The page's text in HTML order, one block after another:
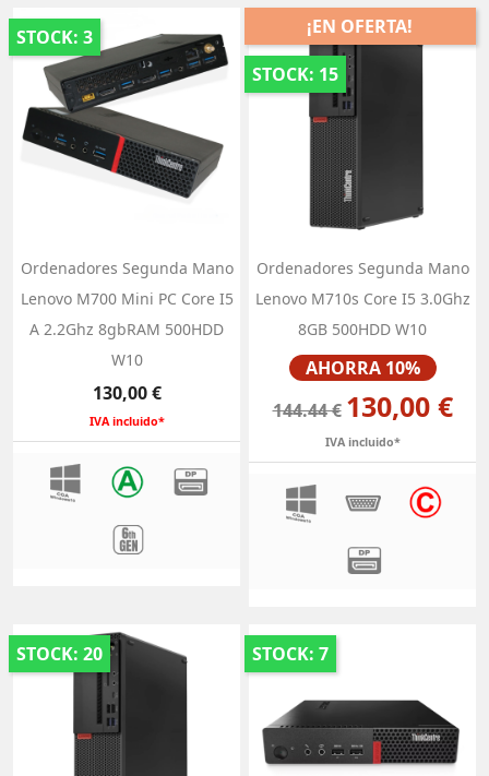
STOCK: 3
Ordenadores Segunda Mano
Lenovo M700 Mini PC Core I5
A 2.2Ghz 8gbRAM 500HDD
W10
Precio
130,00 €
IVA incluido*
¡EN OFERTA!
STOCK: 15
Ordenadores Segunda Mano
Lenovo M710s Core I5 3.0Ghz
8GB 500HDD W10
Precio
AHORRA 10%
144.44 € 130,00 €
IVA incluido*
STOCK: 20 STOCK: 7